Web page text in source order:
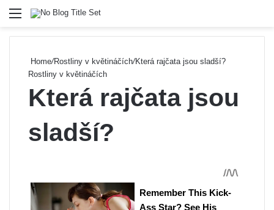
Menu
Home/Rostliny v květináčích/Která rajčata jsou sladší?
Rostliny v květináčích
Která rajčata jsou
sladší?